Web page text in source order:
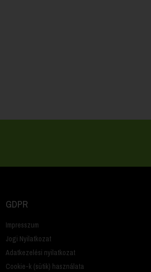
GDPR
Impresszum
Jogi Nyilatkozat
Adatkezelési nyilatkozat
Cookie-k (sütik) használata